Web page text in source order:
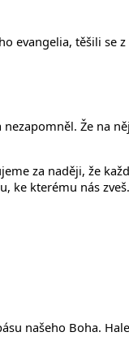
evangelia, těšili se z
Že na
za naději, že
ke kterému nás
našeho Boha.